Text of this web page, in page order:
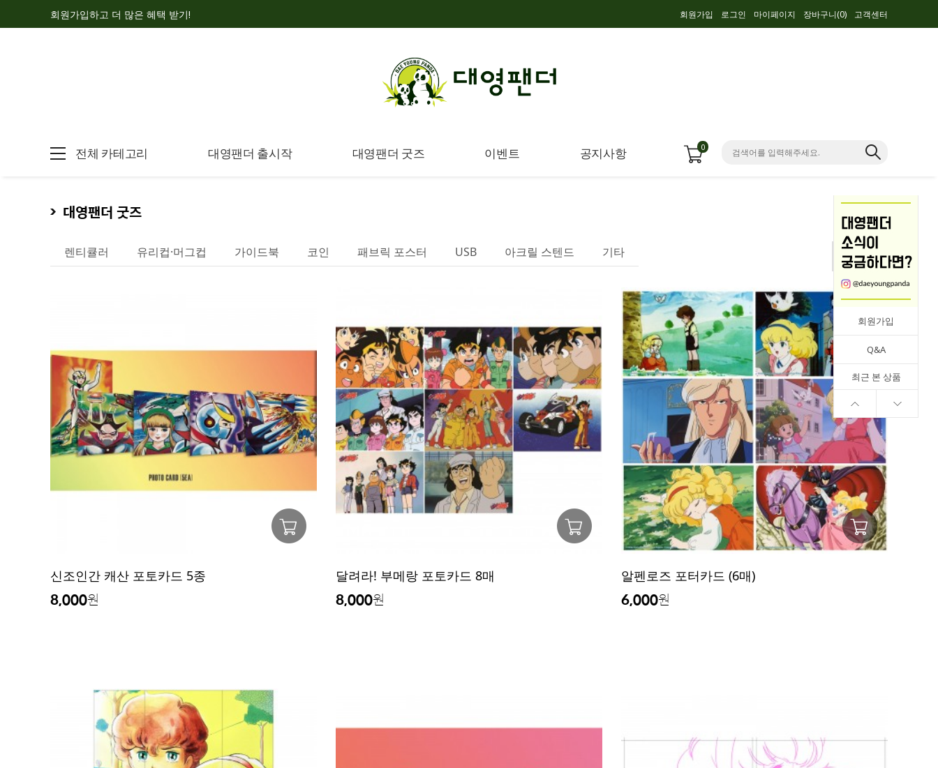
회원가입하고 더 많은 혜택 받기! 회원가입 로그인 마이페이지 장바구니(0) 고객센터
전체 카테고리 대영팬더 출시작 대영팬더 굿즈 이벤트 공지사항 0
회원가입
Q&A
최근 본 상품
대영팬더 굿즈
렌티큘러 유리컵·머그컵 가이드북 코인 패브릭 포스터 USB 아크릴 스텐드 기타
신조인간 캐산 포토카드 5종
8,000원
달려라! 부메랑 포토카드 8매
8,000원
알펜로즈 포터카드 (6매)
6,000원